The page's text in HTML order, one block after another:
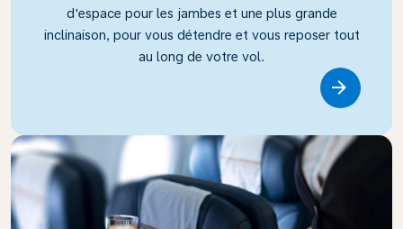
d'espace pour les jambes et une plus grande
inclinaison, pour vous détendre et vous reposer tout
au long de votre vol.